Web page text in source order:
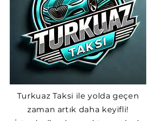
Turkuaz Taksi ile yolda geçen
zaman artık daha keyifli!